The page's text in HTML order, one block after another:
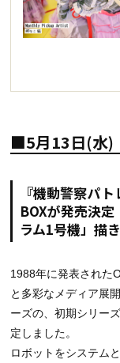
■5月13日(水)
『機動警察パ
BOXが発売決
ラム1号機」描
1988年に発表された
と多彩なメディア展
ーズの、初期シリー
定しました。
ロボットをシステム